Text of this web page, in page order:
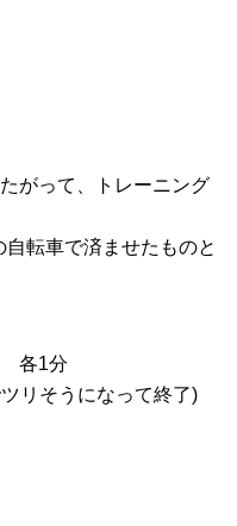
がって、トレーニング
転車で済ませたものと
) 各1分
リそうになって終了)